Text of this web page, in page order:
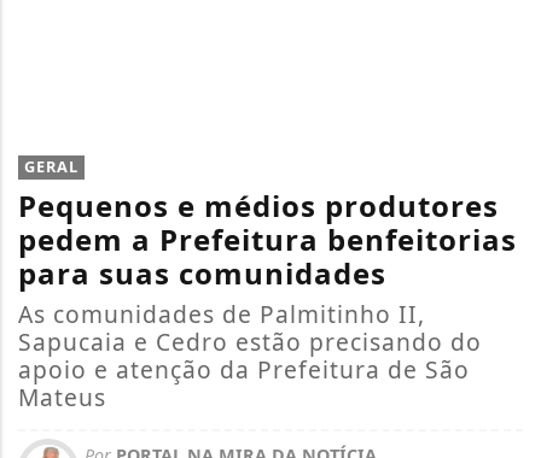
GERAL
Pequenos e médios produtores
pedem a Prefeitura benfeitorias
para suas comunidades
As comunidades de Palmitinho II,
Sapucaia e Cedro estão precisando do
apoio e atenção da Prefeitura de São
Mateus